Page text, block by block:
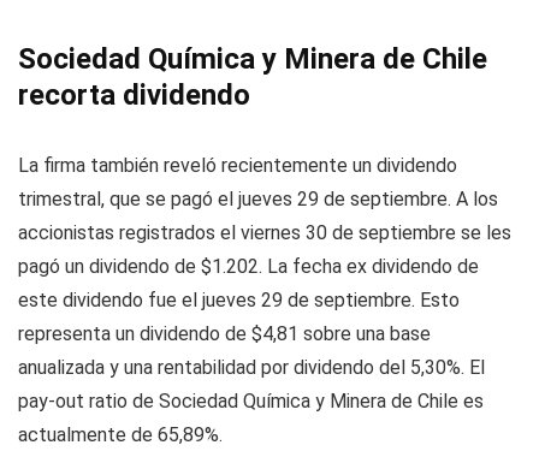
Sociedad Química y Minera de Chile
recorta dividendo
La firma también reveló recientemente un dividendo
trimestral, que se pagó el jueves 29 de septiembre. A los
accionistas registrados el viernes 30 de septiembre se les
pagó un dividendo de $1.202. La fecha ex dividendo de
este dividendo fue el jueves 29 de septiembre. Esto
representa un dividendo de $4,81 sobre una base
anualizada y una rentabilidad por dividendo del 5,30%. El
pay-out ratio de Sociedad Química y Minera de Chile es
actualmente de 65,89%.